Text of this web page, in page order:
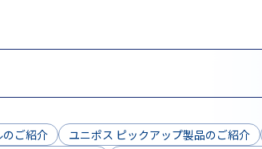
ご紹介 ユニポス ピックアップ製品のご紹介